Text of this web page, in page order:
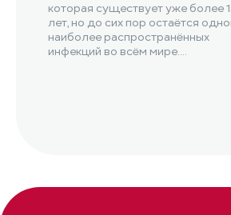
которая существует уже более
лет, но до сих пор остаётся
наиболее распространённых
инфекций во всём мире....